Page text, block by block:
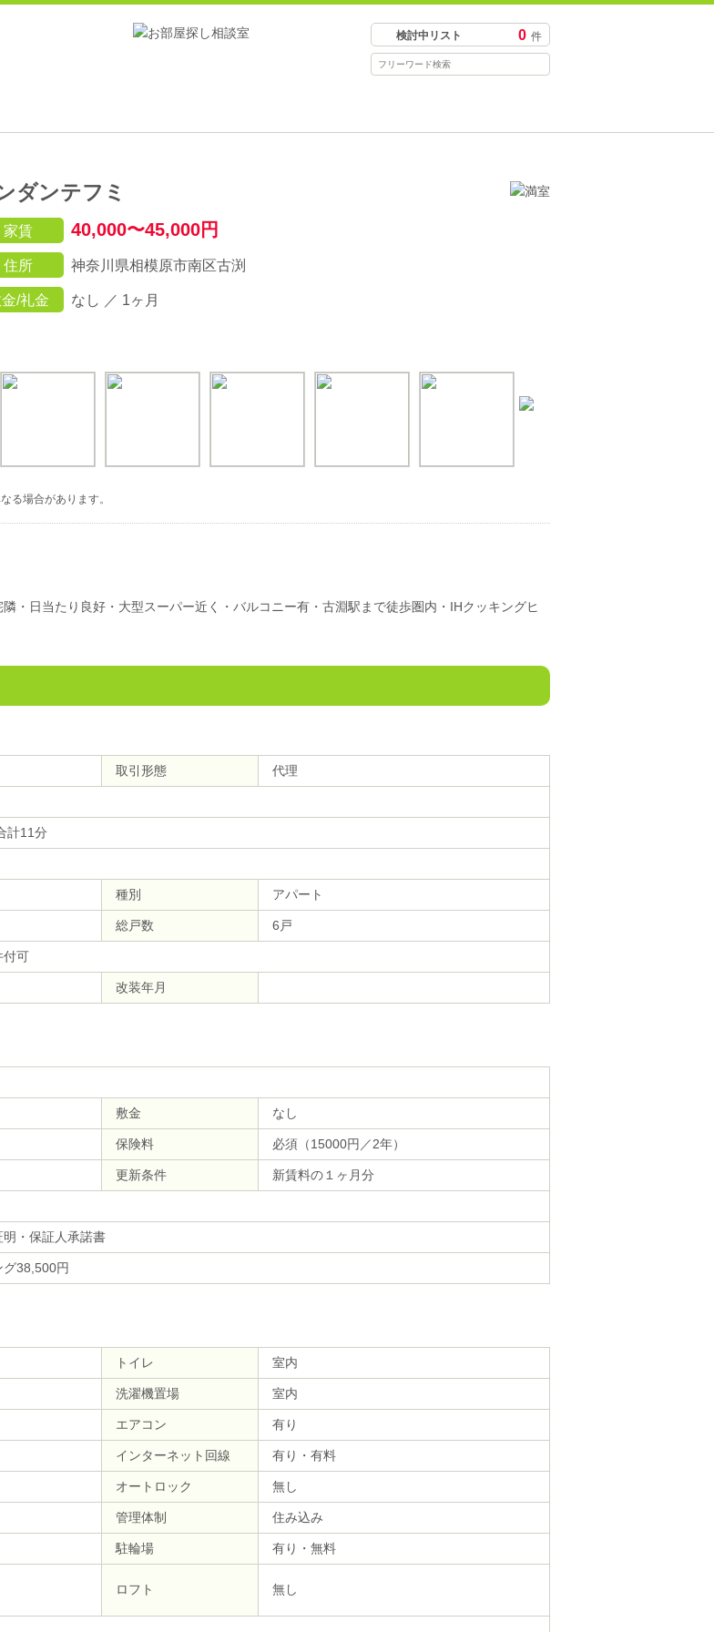
検討中リスト 0 件
ダンテフミ
家賃 40,000〜45,000円
住所 神奈川県相模原市南区古渕
/礼金 なし ／ 1ヶ月
る場合があります。
・日当たり良好・大型スーパー近く・バルコニー有・古淵駅まで徒歩圏内・IHクッキングヒ
取引形態 代理
計11分
種別 アパート
総戸数 6戸
付可
改装年月
敷金 なし
保険料 必須（15000円／2年）
更新条件 新賃料の１ヶ月分
明・保証人承諾書
38,500円
トイレ 室内
洗濯機置場 室内
エアコン 有り
インターネット回線 有り・有料
オートロック 無し
管理体制 住み込み
駐輪場 有り・無料
ロフト 無し